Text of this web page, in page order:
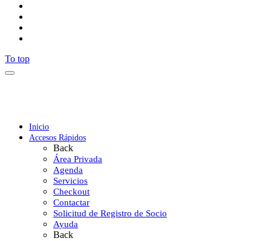
To top
Inicio
Accesos Rápidos
Back
Área Privada
Agenda
Servicios
Checkout
Contactar
Solicitud de Registro de Socio
Ayuda
Back